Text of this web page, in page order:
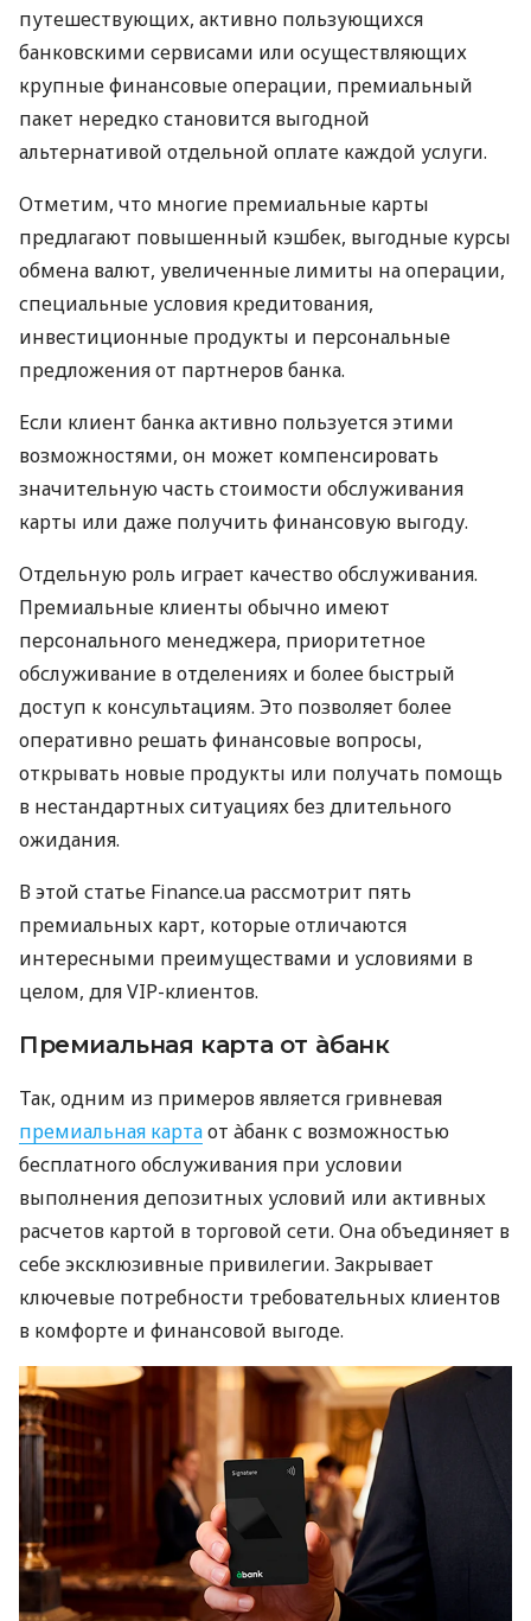
путешествующих, активно пользующихся
банковскими сервисами или осуществляющих
крупные финансовые операции, премиальный
пакет нередко становится выгодной
альтернативой отдельной оплате каждой услуги.
Отметим, что многие премиальные карты
предлагают повышенный кэшбек, выгодные курсы
обмена валют, увеличенные лимиты на операции,
специальные условия кредитования,
инвестиционные продукты и персональные
предложения от партнеров банка.
Если клиент банка активно пользуется этими
возможностями, он может компенсировать
значительную часть стоимости обслуживания
карты или даже получить финансовую выгоду.
Отдельную роль играет качество обслуживания.
Премиальные клиенты обычно имеют
персонального менеджера, приоритетное
обслуживание в отделениях и более быстрый
доступ к консультациям. Это позволяет более
оперативно решать финансовые вопросы,
открывать новые продукты или получать помощь
в нестандартных ситуациях без длительного
ожидания.
В этой статье Finance.ua рассмотрит пять
премиальных карт, которые отличаются
интересными преимуществами и условиями в
целом, для VIP-клиентов.
Премиальная карта от àбанк
Так, одним из примеров является гривневая
премиальная картаот àбанк с возможностью
бесплатного обслуживания при условии
выполнения депозитных условий или активных
расчетов картой в торговой сети. Она объединяет в
себе эксклюзивные привилегии. Закрывает
ключевые потребности требовательных клиентов
в комфорте и финансовой выгоде.